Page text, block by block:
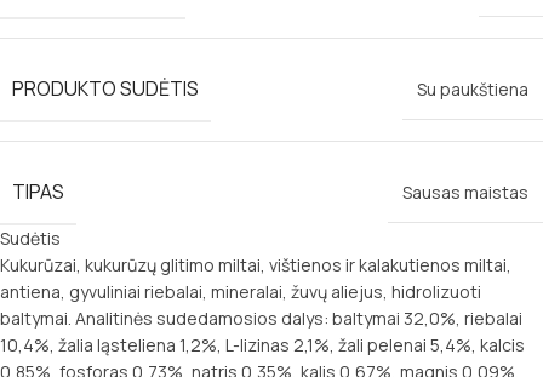
PRODUKTO SUDĖTIS Su paukštiena
TIPAS
Sausas maistas
Sudėtis
Kukurūzai, kukurūzų glitimo miltai, vištienos ir kalakutienos miltai,
antiena, gyvuliniai riebalai, mineralai, žuvų aliejus, hidrolizuoti
baltymai. Analitinės sudedamosios dalys: baltymai 32,0%, riebalai
10,4%, žalia ląsteliena 1,2%, L-lizinas 2,1%, žali pelenai 5,4%, kalcis
0,85%, fosforas 0,73%, natris 0,35%, kalis 0,67%, magnis 0,09%.